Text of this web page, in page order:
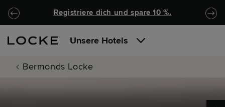
Zu Hauptinhalt springen
Locke.Header.SkipToNav
Registriere dich und spare 10 %.
Unsere Hotels
Bermonds Locke